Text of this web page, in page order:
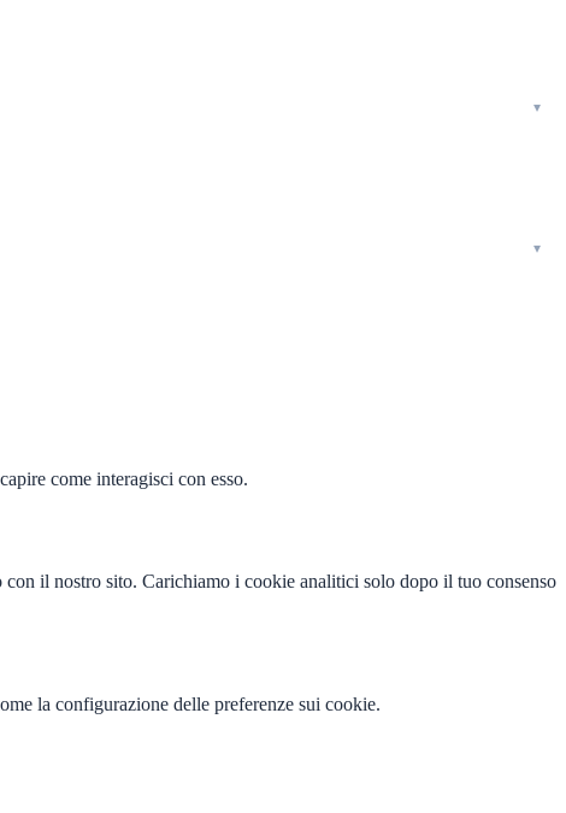
come interagisci con esso.
il nostro sito. Carichiamo i cookie analitici solo dopo il tuo consenso
la configurazione delle preferenze sui cookie.